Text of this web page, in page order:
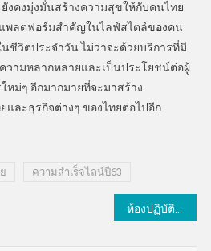
คงมุ่งมั่นสร้างความสุขให้กับคนไทย
แพลตฟอร์มสำคัญในไลฟ์สไตล์ของคน
ชีวิตประจำวัน ไม่ว่าจะด้วยบริการที่มี
วามหลากหลายและเป็นประโยชน์ต่อผู้
หม่ๆ อีกมากมายที่จะมาสร้าง
ละธุรกิจต่างๆ ของไทยต่อไปอีก
ความสำเร็จไลน์ปี63
ห้องปฏิบัติการวิเคราะห์ ดิน ปุ๋ย พืช วว. ผ่านการรับรองความสามารถห้องปฏิบัติการทดสอบจาก วศ.